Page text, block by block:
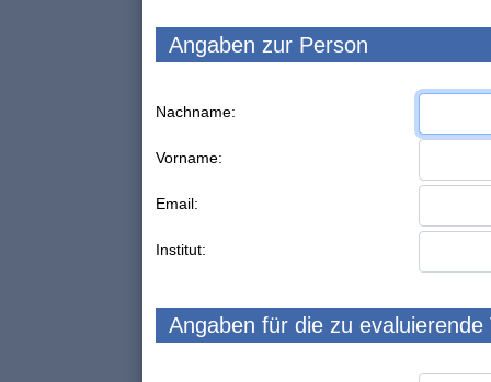
Angaben zur Person
Nachname:
Vorname:
Email:
Institut:
Angaben für die zu evaluierende